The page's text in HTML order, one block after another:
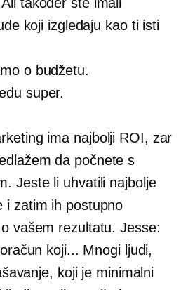
koji izgledaju kao ti isti
o budžetu.
super.
ima najbolji ROI, zar
da počnete s
Jeste li uhvatili najbolje
i zatim ih postupno
vašem rezultatu. Jesse:
koji... Mnogi ljudi,
koji je minimalni